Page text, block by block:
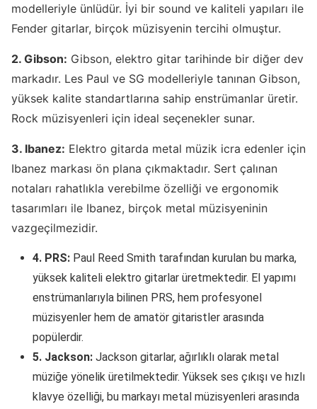
modelleriyle ünlüdür. İyi bir sound ve kaliteli yapıları ile
Fender gitarlar, birçok müzisyenin tercihi olmuştur.
2. Gibson: Gibson, elektro gitar tarihinde bir diğer dev
markadır. Les Paul ve SG modelleriyle tanınan Gibson,
yüksek kalite standartlarına sahip enstrümanlar üretir.
Rock müzisyenleri için ideal seçenekler sunar.
3. Ibanez: Elektro gitarda metal müzik icra edenler için
Ibanez markası ön plana çıkmaktadır. Sert çalınan
notaları rahatlıkla verebilme özelliği ve ergonomik
tasarımları ile Ibanez, birçok metal müzisyeninin
vazgeçilmezidir.
4. PRS: Paul Reed Smith tarafından kurulan bu marka,
yüksek kaliteli elektro gitarlar üretmektedir. El yapımı
enstrümanlarıyla bilinen PRS, hem profesyonel
müzisyenler hem de amatör gitaristler arasında
popülerdir.
5. Jackson: Jackson gitarlar, ağırlıklı olarak metal
müziğe yönelik üretilmektedir. Yüksek ses çıkışı ve hızlı
klavye özelliği, bu markayı metal müzisyenleri arasında